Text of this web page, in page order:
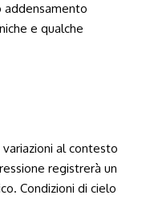
addensamento
e qualche
al contesto
registrerà un
Condizioni di cielo